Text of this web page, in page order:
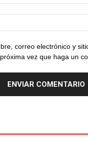
correo electrónico y
vez que haga un